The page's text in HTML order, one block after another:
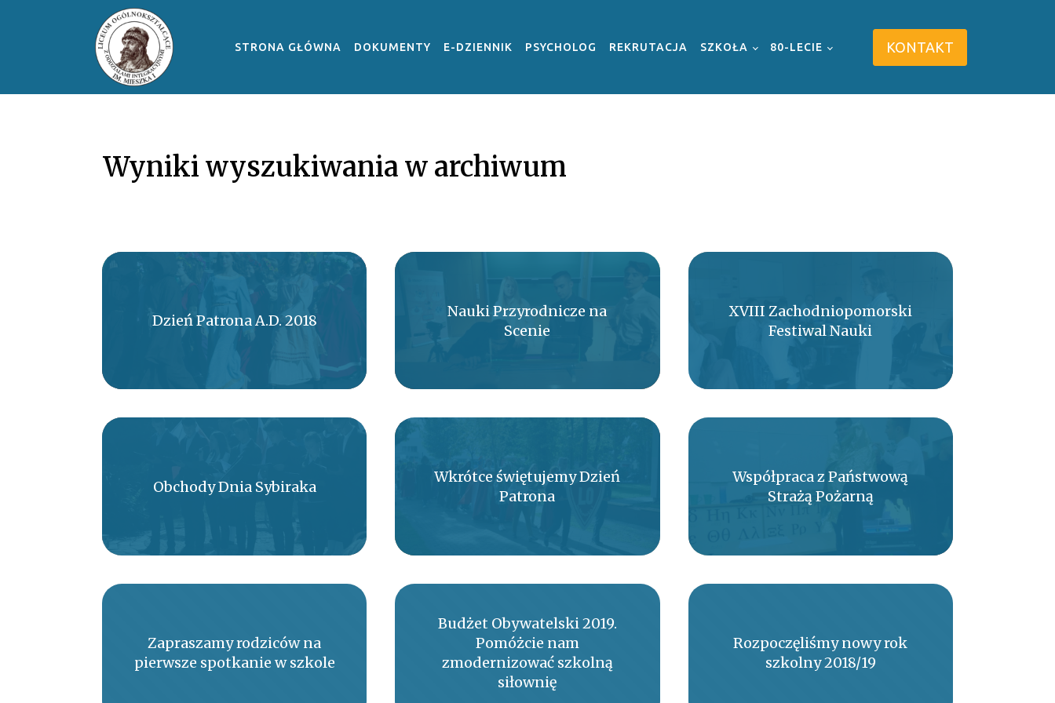
STRONA GŁÓWNA DOKUMENTY E-DZIENNIK PSYCHOLOG REKRUTACJA SZKOŁA 80-LECIE KONTAKT
Wyniki wyszukiwania w archiwum
Dzień Patrona A.D. 2018
Nauki Przyrodnicze na
Scenie
XVIII Zachodniopomorski
Festiwal Nauki
Obchody Dnia Sybiraka
Wkrótce świętujemy Dzień
Patrona
Współpraca z Państwową
Strażą Pożarną
Zapraszamy rodziców na
pierwsze spotkanie w szkole
Budżet Obywatelski 2019.
Pomóżcie nam
zmodernizować szkolną
siłownię
Rozpoczęliśmy nowy rok
szkolny 2018/19